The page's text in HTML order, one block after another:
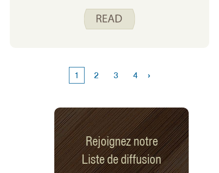
une recette. Mais pour les burritos aux
patates douces, Jody et sa famille les
nous avions un gagnant. Les burritos
aux patates douces comprennent deux
haricots noirs.
1 2 3 4 ›
Rejoignez notre
Liste de diffusion